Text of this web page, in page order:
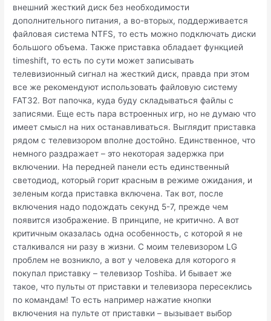
внешний жесткий диск без необходимости
дополнительного питания, а во-вторых, поддерживается
файловая система NTFS, то есть можно подключать диски
большого объема. Также приставка обладает функцией
timeshift, то есть по сути может записывать
телевизионный сигнал на жесткий диск, правда при этом
все же рекомендуют использовать файловую систему
FAT32. Вот папочка, куда буду складываться файлы с
записями. Еще есть пара встроенных игр, но не думаю что
имеет смысл на них останавливаться. Выглядит приставка
рядом с телевизором вполне достойно. Единственное, что
немного раздражает – это некоторая задержка при
включении. На передней панели есть единственный
светодиод, который горит красным в режиме ожидания, и
зеленым когда приставка включена. Так вот, после
включения надо подождать секунд 5-7, прежде чем
появится изображение. В принципе, не критично. А вот
критичным оказалась одна особенность, с которой я не
сталкивался ни разу в жизни. С моим телевизором LG
проблем не возникло, а вот у человека для которого я
покупал приставку – телевизор Toshiba. И бывает же
такое, что пульты от приставки и телевизора пересеклись
по командам! То есть например нажатие кнопки
включения на пульте от приставки – вызывает выбор